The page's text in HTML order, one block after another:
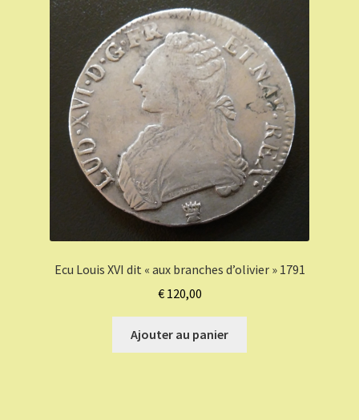
Ecu Louis XVI dit « aux branches d’olivier » 1791
€120,00
Ajouter au panier